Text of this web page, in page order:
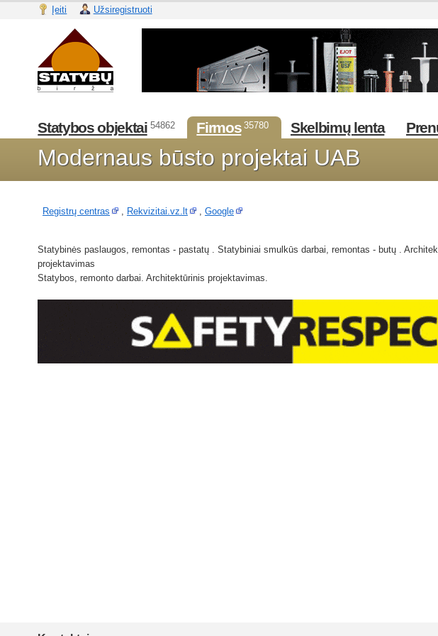
Įeiti Užsiregistruoti
Statybos objektai 54862 Firmos 35780 Skelbimų lenta
Modernaus būsto projektai UAB
Registrų centras , Rekvizitai.vz.lt , Google
Statybinės paslaugos, remontas - pastatų . Statybiniai smulkūs darbai, remontas - butų .
projektavimas
Statybos, remonto darbai. Architektūrinis projektavimas.